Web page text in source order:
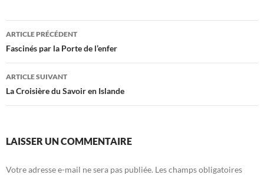
Navigation
des
articles
ARTICLE PRÉCÉDENT
Fascinés par la Porte de l’enfer
ARTICLE SUIVANT
La Croisière du Savoir en Islande
LAISSER UN COMMENTAIRE
Votre adresse e-mail ne sera pas publiée. Les champs obligatoires